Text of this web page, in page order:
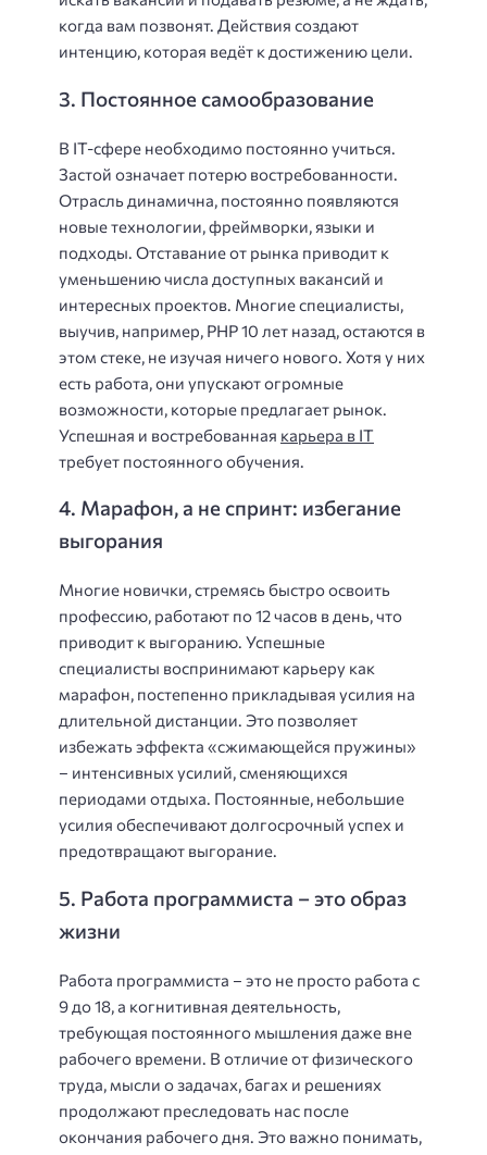
когда вам позвонят. Действия создают
интенцию, которая ведёт к достижению цели.
3. Постоянное самообразование
В IT-сфере необходимо постоянно учиться.
Застой означает потерю востребованности.
Отрасль динамична, постоянно появляются
новые технологии, фреймворки, языки и
подходы. Отставание от рынка приводит к
уменьшению числа доступных вакансий и
интересных проектов. Многие специалисты,
выучив, например, PHP 10 лет назад, остаются в
этом стеке, не изучая ничего нового. Хотя у них
есть работа, они упускают огромные
возможности, которые предлагает рынок.
Успешная и востребованная карьера в IT
требует постоянного обучения.
4. Марафон, а не спринт: избегание
выгорания
Многие новички, стремясь быстро освоить
профессию, работают по 12 часов в день, что
приводит к выгоранию. Успешные
специалисты воспринимают карьеру как
марафон, постепенно прикладывая усилия на
длительной дистанции. Это позволяет
избежать эффекта «сжимающейся пружины»
– интенсивных усилий, сменяющихся
периодами отдыха. Постоянные, небольшие
усилия обеспечивают долгосрочный успех и
предотвращают выгорание.
5. Работа программиста – это образ
жизни
Работа программиста – это не просто работа с
9 до 18, а когнитивная деятельность,
требующая постоянного мышления даже вне
рабочего времени. В отличие от физического
труда, мысли о задачах, багах и решениях
продолжают преследовать нас после
окончания рабочего дня. Это важно понимать,